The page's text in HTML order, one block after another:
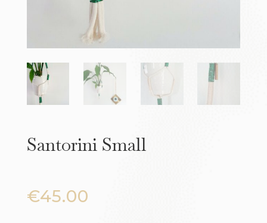
Santorini Small
€45.00